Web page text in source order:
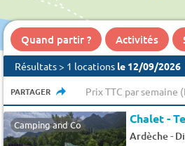
Quand partir ? Activités
Résultats > 1 locations le 12/09/2026
PARTAGER Prix TTC par semaine
Camping and Co Chalet -
Ardèche-